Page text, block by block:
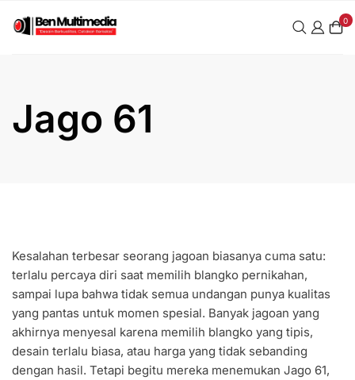
0
Jago 61
Kesalahan terbesar seorang jagoan biasanya cuma satu:
terlalu percaya diri saat memilih blangko pernikahan,
sampai lupa bahwa tidak semua undangan punya kualitas
yang pantas untuk momen spesial. Banyak jagoan yang
akhirnya menyesal karena memilih blangko yang tipis,
desain terlalu biasa, atau harga yang tidak sebanding
dengan hasil. Tetapi begitu mereka menemukan Jago 61,